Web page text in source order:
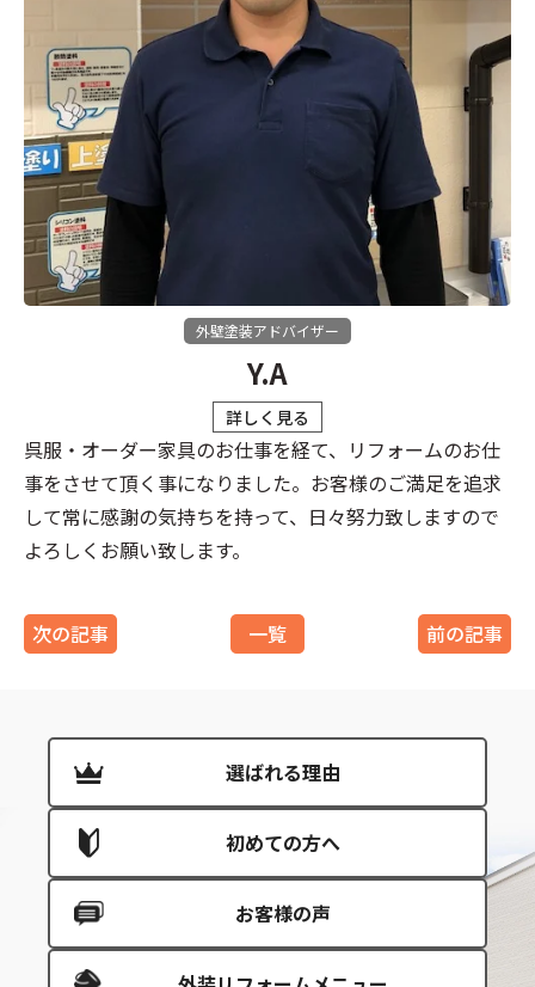
外壁塗装アドバイザー
Y.A
詳しく見る
呉服・オーダー家具のお仕事を経て、リフォームのお仕
事をさせて頂く事になりました。お客様のご満足を追求
して常に感謝の気持ちを持って、日々努力致しますので
よろしくお願い致します。
次の記事 一覧 前の記事
選ばれる理由
初めての方へ
お客様の声